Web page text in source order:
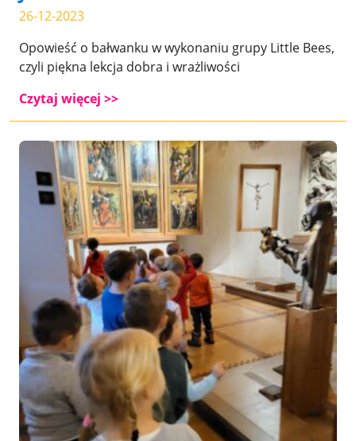
26-12-2023
Opowieść o bałwanku w wykonaniu grupy Little Bees,
czyli piękna lekcja dobra i wrażliwości
Czytaj więcej